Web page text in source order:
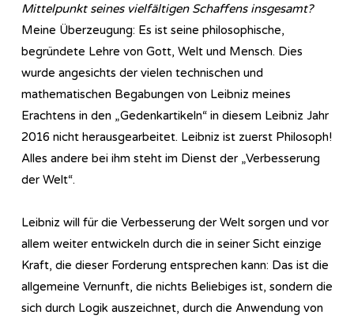
Mittelpunkt seines vielfältigen Schaffens insgesamt?
Meine Überzeugung: Es ist seine philosophische,
begründete Lehre von Gott, Welt und Mensch. Dies
wurde angesichts der vielen technischen und
mathematischen Begabungen von Leibniz meines
Erachtens in den „Gedenkartikeln“ in diesem Leibniz Jahr
2016 nicht herausgearbeitet. Leibniz ist zuerst Philosoph!
Alles andere bei ihm steht im Dienst der „Verbesserung
der Welt“.
Leibniz will für die Verbesserung der Welt sorgen und vor
allem weiter entwickeln durch die in seiner Sicht einzige
Kraft, die dieser Forderung entsprechen kann: Das ist die
allgemeine Vernunft, die nichts Beliebiges ist, sondern die
sich durch Logik auszeichnet, durch die Anwendung von